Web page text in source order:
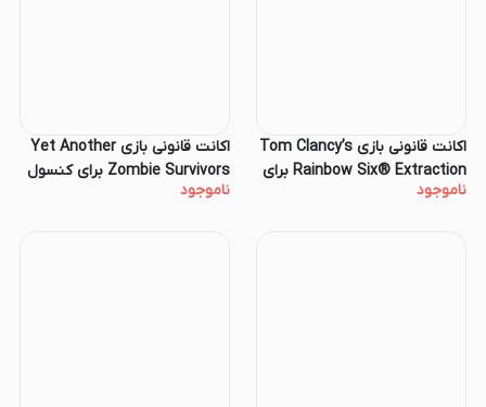
اکانت قانونی بازی Tom Clancy’s
Rainbow Six® Extraction برای
کنسول PS5
ناموجود
اکانت قانونی بازی Yet Another
Zombie Survivors برای کنسول
PS5
ناموجود